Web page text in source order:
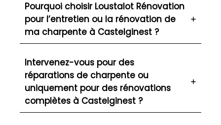
Pourquoi choisir Loustalot Rénovation
pour l’entretien ou la rénovation de
ma charpente à Castelginest ?
Intervenez-vous pour des
réparations de charpente ou
uniquement pour des rénovations
complètes à Castelginest ?